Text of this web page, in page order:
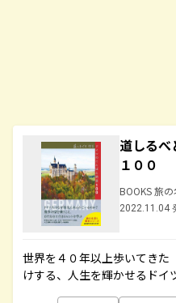
道しるべ
１００
BOOKS 旅
2022.11.04
世界を４０年以上歩いてきた
けする、人生を輝かせるドイ